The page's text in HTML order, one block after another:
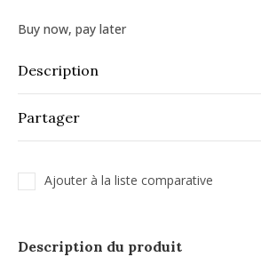
Buy now, pay later
Description
Partager
Ajouter à la liste comparative
Description du produit